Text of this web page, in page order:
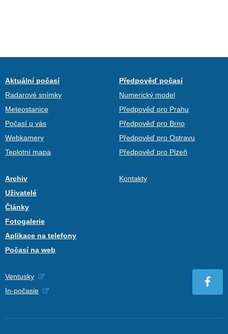
Aktuální počasí
Radarové snímky
Meteostanice
Počasí u vás
Webkamery
Teplotní mapa
Předpověď počasí
Numerický model
Předpověď pro Prahu
Předpověď pro Brno
Předpověď pro Ostravu
Předpověď pro Plzeň
Archiv
Uživatelé
Články
Fotogalerie
Aplikace na telefony
Počasí na web
Kontakty
Ventusky
In-počasie